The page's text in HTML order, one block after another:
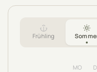
Frühling
MO